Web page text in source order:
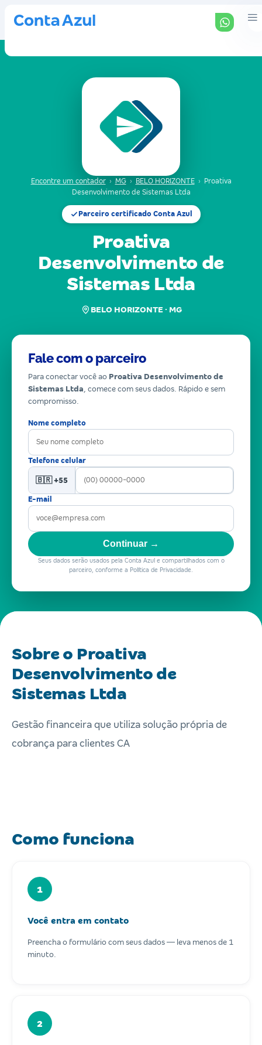
Encontre um contador › MG › BELO HORIZONTE ›
Proativa
Desenvolvimento de Sistemas Ltda
Parceiro certificado Conta Azul
Proativa
Desenvolvimento de
Sistemas Ltda
BELO HORIZONTE · MG
Fale com o parceiro
Para conectar você ao Proativa Desenvolvimento de
Sistemas Ltda, comece com seus dados. Rápido e sem
compromisso.
Nome completo
Telefone celular
🇧🇷 +55
E-mail
Continuar →
Seus dados serão usados pela Conta Azul e compartilhados com o
parceiro, conforme a Política de Privacidade.
Sobre o Proativa
Desenvolvimento de
Sistemas Ltda
Gestão financeira que utiliza solução própria de
cobrança para clientes CA
Como funciona
1
Você entra em contato
Preencha o formulário com seus dados — leva menos de 1
minuto.
2